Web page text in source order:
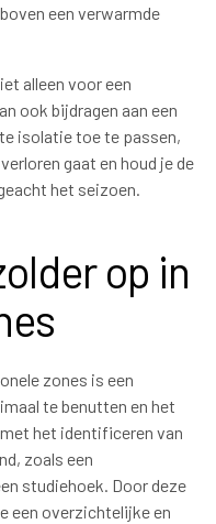
een verwarmde
alleen voor een
ook bijdragen aan een
isolatie toe te passen,
gaat en houd je de
het seizoen.
op in
zones is een
te benutten en het
het identificeren van
zoals een
studiehoek. Door deze
een overzichtelijke en